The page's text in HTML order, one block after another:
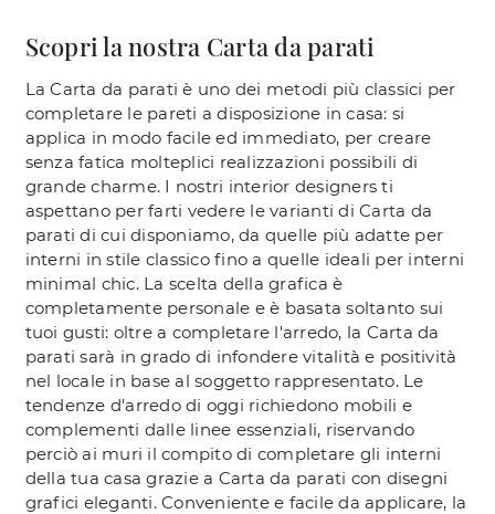
Scopri la nostra Carta da parati
La Carta da parati è uno dei metodi più classici per
completare le pareti a disposizione in casa: si
applica in modo facile ed immediato, per creare
senza fatica molteplici realizzazioni possibili di
grande charme. I nostri interior designers ti
aspettano per farti vedere le varianti di Carta da
parati di cui disponiamo, da quelle più adatte per
interni in stile classico fino a quelle ideali per interni
minimal chic. La scelta della grafica è
completamente personale e è basata soltanto sui
tuoi gusti: oltre a completare l'arredo, la Carta da
parati sarà in grado di infondere vitalità e positività
nel locale in base al soggetto rappresentato. Le
tendenze d'arredo di oggi richiedono mobili e
complementi dalle linee essenziali, riservando
perciò ai muri il compito di completare gli interni
della tua casa grazie a Carta da parati con disegni
grafici eleganti. Conveniente e facile da applicare, la